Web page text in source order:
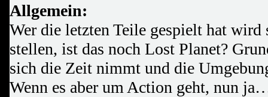
Allgemein:
Wer die letzten Teile gespielt hat
stellen, ist das noch Lost Planet?
sich die Zeit nimmt und die
Wenn es aber um Action geht, nun